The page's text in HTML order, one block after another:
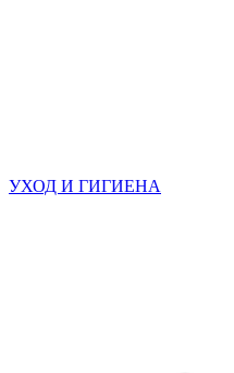
УХОД И ГИГИЕНА